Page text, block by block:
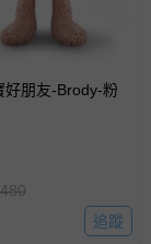
泳裝、襪子、地
包屁衣、學習
、哺乳衣、托腹
好朋友-Brody-粉
追蹤